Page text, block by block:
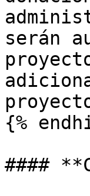
serán
{%
####